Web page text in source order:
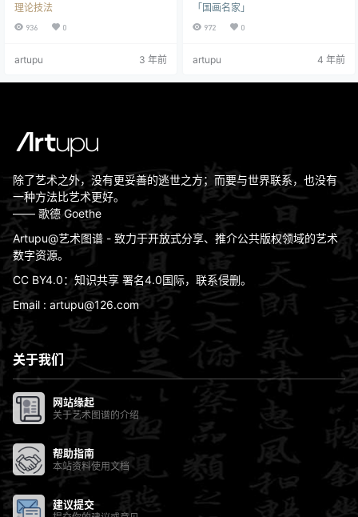
就达到了“气韵生动”的目的。“文人
画”的境界，主要有以下几个层面：
元 方从义 白云深处图卷 上海博物馆
是一个气场，生生不息，变化无
能感知到的，是虚幻的事实，是人
性。中国的书画家…
理论技法
936 0
artupu 3 年前
1354
「国画名家」
972 0
artupu 4 年前
除了艺术之外，没有更妥善的逃世之方；而要与世界联系，也没有
一种方法比艺术更好。
—— 歌德 Goethe
Artupu@艺术图谱 - 致力于开放式分享、推介公共版权领域的艺术
数字资源。
CC BY4.0：知识共享 署名4.0国际，联系侵删。
Email : artupu@126.com
关于我们
网站缘起
关于艺术图谱的介绍
帮助指南
本站资料使用文档
建议提交